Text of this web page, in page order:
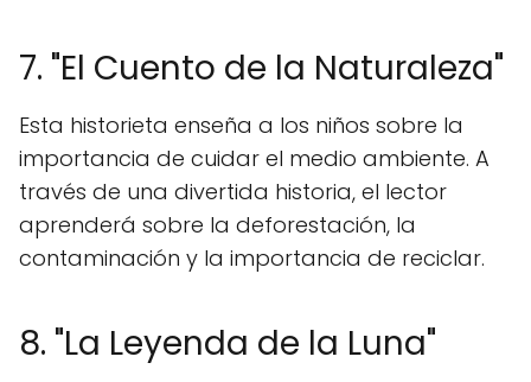
7. "El Cuento de la Naturaleza"
Esta historieta enseña a los niños sobre la
importancia de cuidar el medio ambiente. A
través de una divertida historia, el lector
aprenderá sobre la deforestación, la
contaminación y la importancia de reciclar.
8. "La Leyenda de la Luna"